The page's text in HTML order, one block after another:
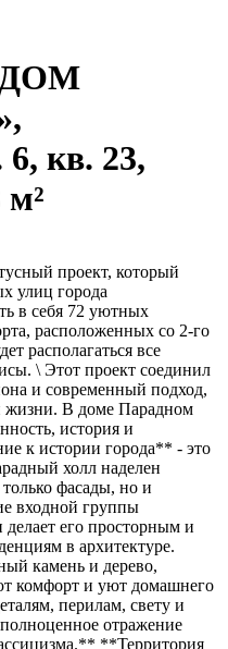
кв. 23,
м²
проект, который
улиц города
в себя 72 уютных
расположенных со 2-го
располагаться все
\ Этот проект соединил
и современный подход,
В доме Парадном
история и
к истории города** - это
холл наделен
фасады, но и
входной группы
его просторным и
в архитектуре.
камень и дерево,
комфорт и уют домашнего
перилам, свету и
отражение
**Территория